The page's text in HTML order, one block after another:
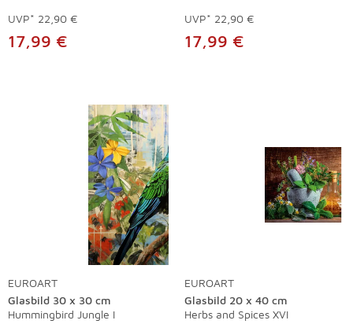
UVP* 22,90 €
17,99 €
UVP* 22,90 €
17,99 €
EUROART
Glasbild 30 x 30 cm
Hummingbird Jungle I
EUROART
Glasbild 20 x 40 cm
Herbs and Spices XVI